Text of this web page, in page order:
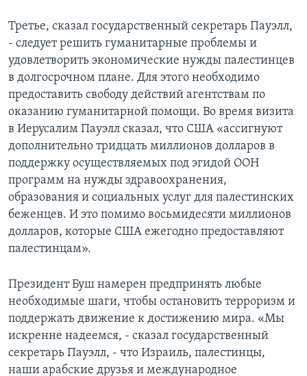
Третье, сказал государственный секретарь Пауэлл,
- следует решить гуманитарные проблемы и
удовлетворить экономические нужды палестинцев
в долгосрочном плане. Для этого необходимо
предоставить свободу действий агентствам по
оказанию гуманитарной помощи. Во время визита
в Иерусалим Пауэлл сказал, что США «ассигнуют
дополнительно тридцать миллионов долларов в
поддержку осуществляемых под эгидой ООН
программ на нужды здравоохранения,
образования и социальных услуг для палестинских
беженцев. И это помимо восьмидесяти миллионов
долларов, которые США ежегодно предоставляют
палестинцам».
Президент Буш намерен предпринять любые
необходимые шаги, чтобы остановить терроризм и
поддержать движение к достижению мира. «Мы
искренне надеемся, - сказал государственный
секретарь Пауэлл, - что Израиль, палестинцы,
наши арабские друзья и международное